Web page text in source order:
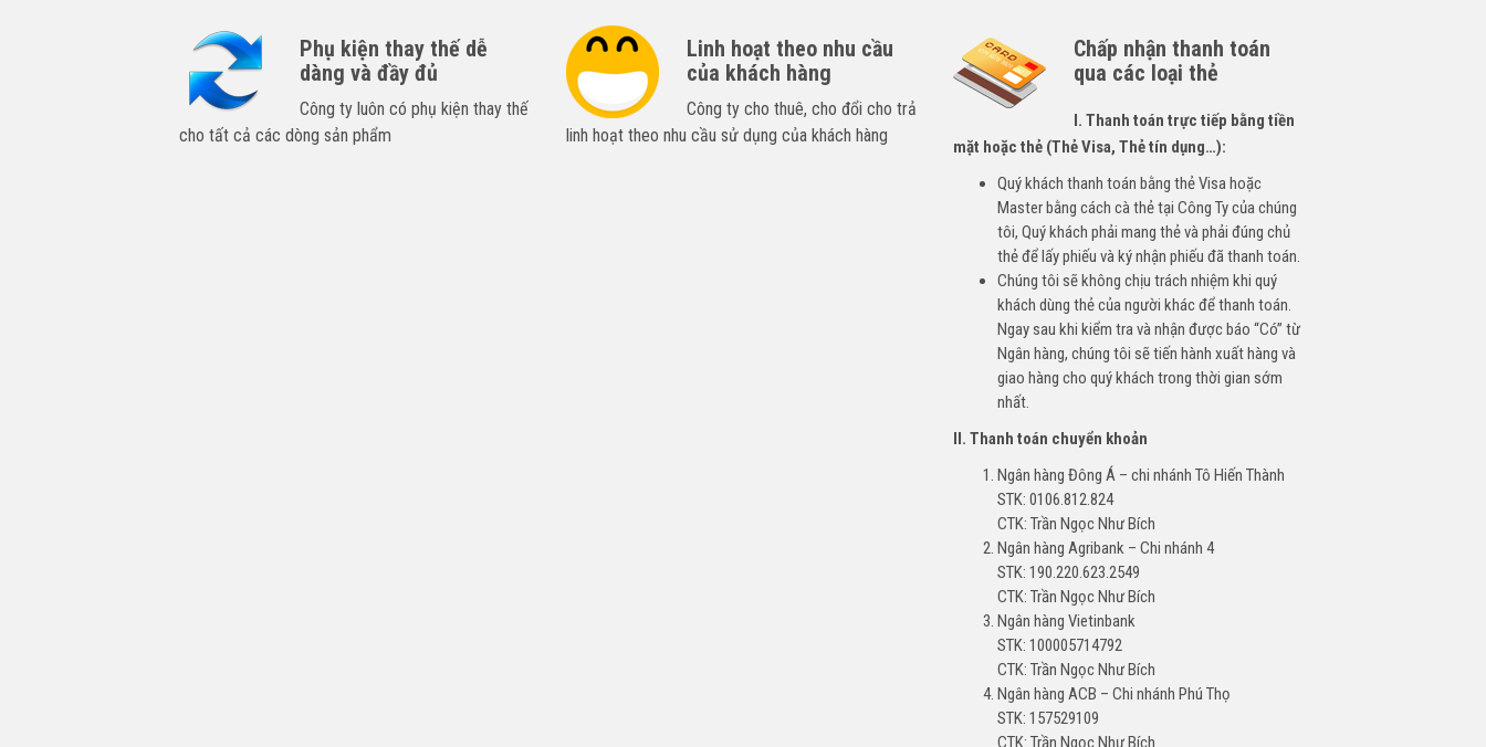
Phụ kiện thay thế dễ
dàng và đầy đủ
Công ty luôn có phụ kiện thay thế
cho tất cả các dòng sản phẩm
Linh hoạt theo nhu cầu
của khách hàng
Công ty cho thuê, cho đổi cho trả
linh hoạt theo nhu cầu sử dụng của khách hàng
Chấp nhận thanh toán
qua các loại thẻ
I. Thanh toán trực tiếp bằng tiền
mặt hoặc thẻ (Thẻ Visa, Thẻ tín dụng…):
Quý khách thanh toán bằng thẻ Visa hoặc
Master bằng cách cà thẻ tại Công Ty của chúng
tôi, Quý khách phải mang thẻ và phải đúng chủ
thẻ để lấy phiếu và ký nhận phiếu đã thanh toán.
Chúng tôi sẽ không chịu trách nhiệm khi quý
khách dùng thẻ của người khác để thanh toán.
Ngay sau khi kiểm tra và nhận được báo “Có” từ
Ngân hàng, chúng tôi sẽ tiến hành xuất hàng và
giao hàng cho quý khách trong thời gian sớm
nhất.
II. Thanh toán chuyển khoản
Ngân hàng Đông Á – chi nhánh Tô Hiến Thành
STK: 0106.812.824
CTK: Trần Ngọc Như Bích
Ngân hàng Agribank – Chi nhánh 4
STK: 190.220.623.2549
CTK: Trần Ngọc Như Bích
Ngân hàng Vietinbank
STK: 100005714792
CTK: Trần Ngọc Như Bích
Ngân hàng ACB – Chi nhánh Phú Thọ
STK: 157529109
CTK: Trần Ngọc Như Bích